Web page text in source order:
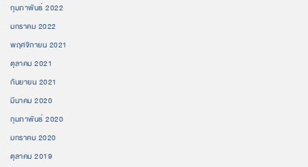
กุมภาพันธ์ 2022
มกราคม 2022
พฤศจิกายน 2021
ตุลาคม 2021
กันยายน 2021
มีนาคม 2020
กุมภาพันธ์ 2020
มกราคม 2020
ตุลาคม 2019